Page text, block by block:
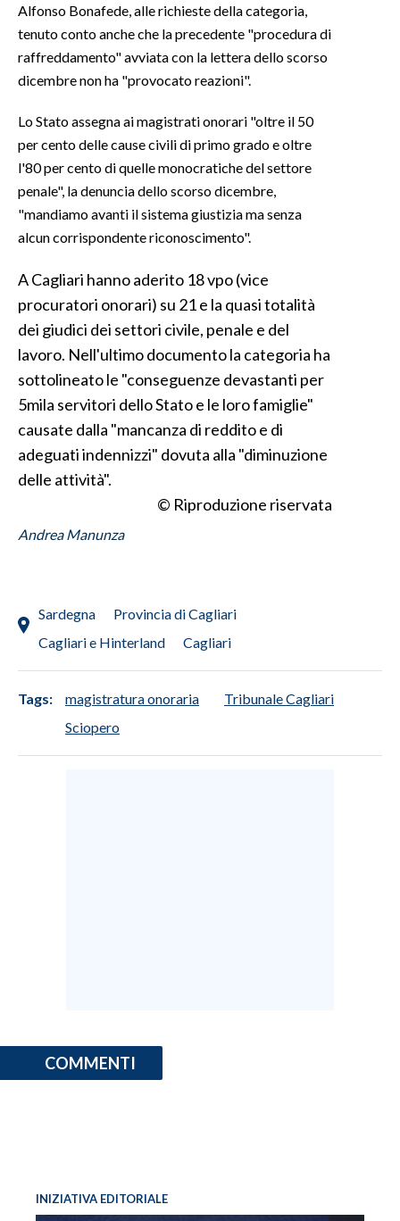
INSULARITÀ
INFO AZIENDE
ABBONATI
ANNUNCI
NECROLOGI
PUBBLICITÀ
SPIAGGE
STORE
Alfonso Bonafede, alle richieste della categoria,
tenuto conto anche che la precedente "procedura di
raffreddamento" avviata con la lettera dello scorso
dicembre non ha "provocato reazioni".
Lo Stato assegna ai magistrati onorari "oltre il 50
per cento delle cause civili di primo grado e oltre
l'80 per cento di quelle monocratiche del settore
penale", la denuncia dello scorso dicembre,
"mandiamo avanti il sistema giustizia ma senza
alcun corrispondente riconoscimento".
A Cagliari hanno aderito 18 vpo (vice
procuratori onorari) su 21 e la quasi totalità
dei giudici dei settori civile, penale e del
lavoro. Nell'ultimo documento la categoria ha
sottolineato le "conseguenze devastanti per
5mila servitori dello Stato e le loro famiglie"
causate dalla "mancanza di reddito e di
adeguati indennizzi" dovuta alla "diminuzione
delle attività".
© Riproduzione riservata
Andrea Manunza
Sardegna
Provincia di Cagliari
Cagliari e Hinterland
Cagliari
Tags: magistratura onoraria
Tribunale Cagliari
Sciopero
COMMENTI
INIZIATIVA EDITORIALE